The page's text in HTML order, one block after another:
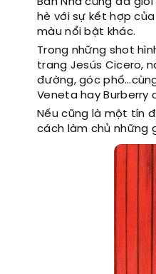
hè với sự kết hợp
màu nổi bật khác.
Trong những shot
trang Jesús Cicero,
đường, góc
Veneta hay Burberry
Nếu cũng là một tín
cách làm chủ những